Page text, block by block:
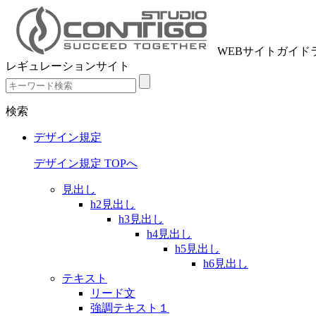
WEBサイトガイド
レギュレーションサイト
検索
デザイン規定
デザイン規定 TOPへ
見出し
h2見出し
h3見出し
h4見出し
h5見出し
h6見出し
テキスト
リード文
強調テキスト１